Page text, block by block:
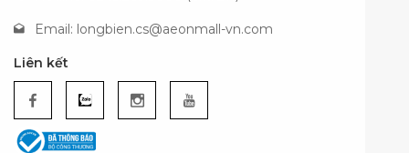
Email: longbien.cs@aeonmall-vn.com
Liên kết